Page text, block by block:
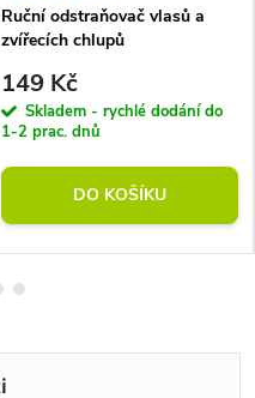
Ruční odstraňovač vlasů a
zvířecích chlupů
149 Kč
Skladem - rychlé dodání do
1-2 prac. dnů
DO KOŠÍKU